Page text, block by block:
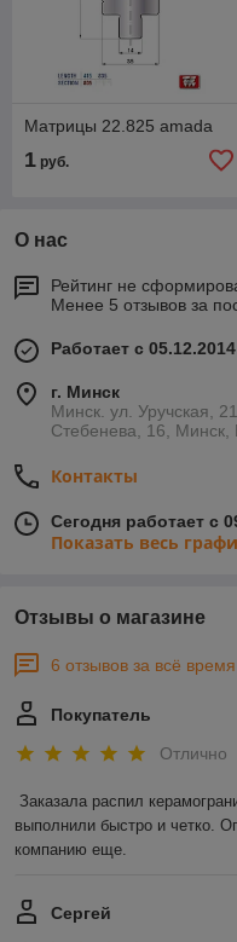
Матрицы 22.825 amada
1 руб.
О нас
Рейтинг не
Менее 5 отзывов за
Работает с 05.12.2014
г. Минск
Минск. ул. Уручская,
Стебенева, 16, Минск,
Контакты
Сегодня работает с
Показать весь
Отзывы о магазине
6 отзывов за всё время
Покупатель
Отлично
Заказала распил
выполнили быстро и четко.
компанию еще.
Сергей